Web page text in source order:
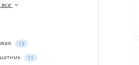
13
11